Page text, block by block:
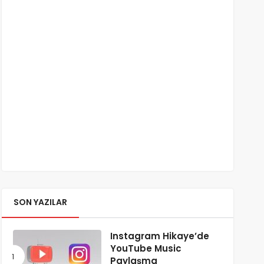
SON YAZILAR
Instagram Hikaye’de
YouTube Music
Paylaşma